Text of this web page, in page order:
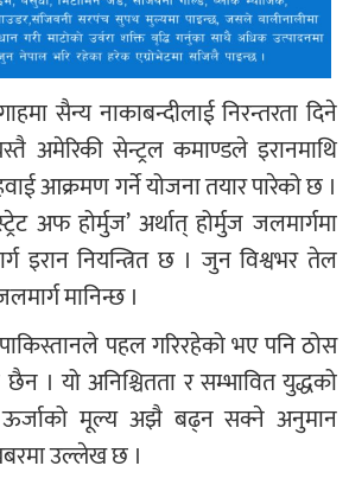
सैन्य नाकाबन्दीलाई निरन्तरता दिने
अमेरिकी सेन्ट्रल कमाण्डले इरानमाथि
आक्रमण गर्ने योजना तयार पारेको छ ।
अफ होर्मुज’ अर्थात् होर्मुज जलमार्गमा
इरान नियन्त्रित छ । जुन विश्वभर तेल
मानिन्छ ।
पाकिस्तानले पहल गरिरहेको भए पनि ठोस
। यो अनिश्चितता र सम्भावित युद्धको
ऊर्जाको मूल्य अझै बढ्न सक्ने अनुमान
उल्लेख छ ।